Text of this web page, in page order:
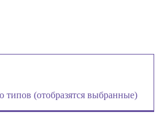
типов (отобразятся выбранные)